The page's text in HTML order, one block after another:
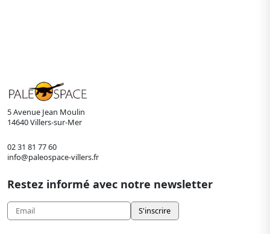
5 Avenue Jean Moulin
14640 Villers-sur-Mer
02 31 81 77 60
info@paleospace-villers.fr
Restez informé avec notre newsletter